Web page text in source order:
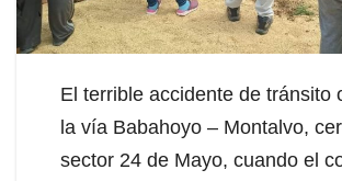
El terrible accidente de tránsito
la vía Babahoyo – Montalvo,
sector 24 de Mayo, cuando el